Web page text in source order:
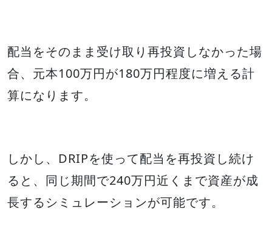
配当をそのまま受け取り再投資しなかった場
合、元本100万円が180万円程度に増える計
算になります。
しかし、DRIPを使って配当を再投資し続け
ると、同じ期間で240万円近くまで資産が成
長するシミュレーションが可能です。